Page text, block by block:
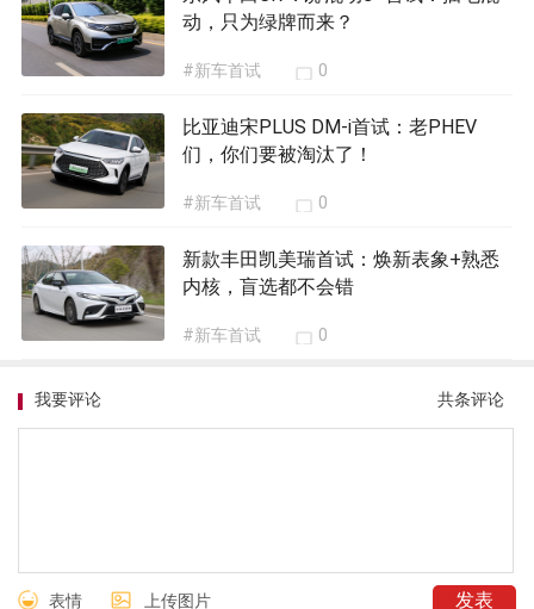
东风本田CR-V锐·混动e+首试：插电混
动，只为绿牌而来？
#新车首试 0
比亚迪宋PLUS DM-i首试：老PHEV
们，你们要被淘汰了！
#新车首试 0
新款丰田凯美瑞首试：焕新表象+熟悉
内核，盲选都不会错
#新车首试 0
共条评论
我要评论